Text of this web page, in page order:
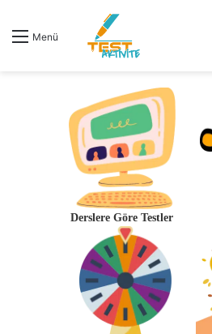
Menü
Derslere Göre Testler